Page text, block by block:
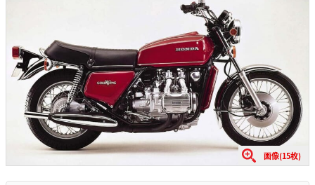
画像(15枚)